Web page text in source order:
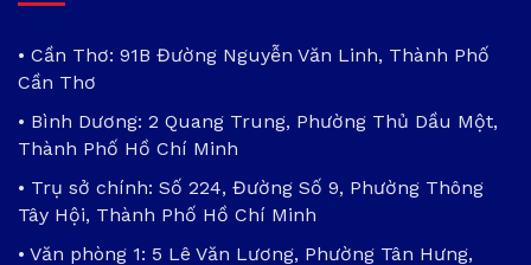
• Cần Thơ: 91B Đường Nguyễn Văn Linh, Thành Phố
Cần Thơ
• Bình Dương: 2 Quang Trung, Phường Thủ Dầu Một,
Thành Phố Hồ Chí Minh
• Trụ sở chính: Số 224, Đường Số 9, Phường Thông
Tây Hội, Thành Phố Hồ Chí Minh
• Văn phòng 1: 5 Lê Văn Lương, Phường Tân Hưng,